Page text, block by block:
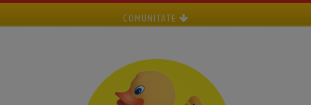
COMUNITATE